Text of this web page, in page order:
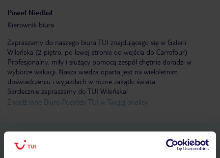
Paweł Niedbał
Kierownik biura
Zapraszamy do naszego biura TUI znajdującego się w Galerii
Wileńska (2 piętro, po lewej stronie od wejścia do Carrefour)
Profesjonalny, miły i służący pomocą zespół chętnie doradzi w
wyborze wakacji. Nasza wiedza oparta jest na wieloletnim
doświadczeniu i wyjazdach w różne zakątki świata.
Serdecznie zapraszamy do TUI Wileńska!
Znajdź inne Biuro Podróży TUI w Twojej okolicy
Pobierz bezpłatną aplikację TUI
Szybkie wyszukiwanie i przeglądanie ofert